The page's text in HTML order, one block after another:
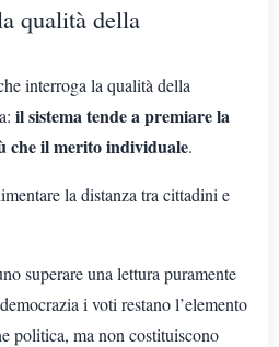
qualità della
interroga la qualità della
il sistema tende a premiare la
che il merito individuale.
la distanza tra cittadini e
superare una lettura puramente
i voti restano l’elemento
politica, ma non costituiscono